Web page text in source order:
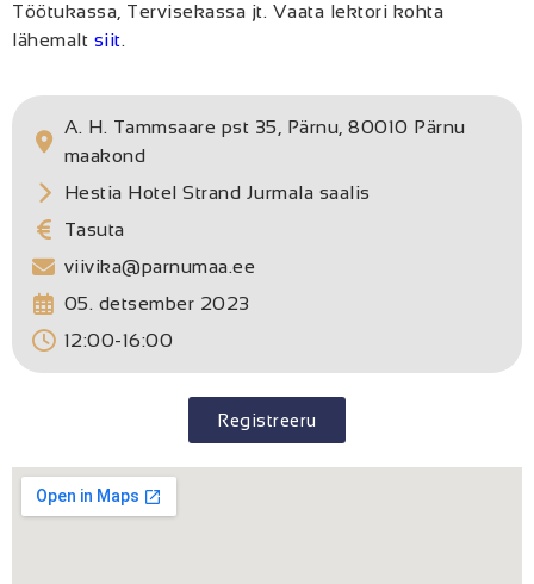
Töötukassa, Tervisekassa jt. Vaata lektori kohta
lähemalt siit.
A. H. Tammsaare pst 35, Pärnu, 80010 Pärnu
maakond
Hestia Hotel Strand Jurmala saalis
Tasuta
viivika@parnumaa.ee
05. detsember 2023
12:00-16:00
Registreeru